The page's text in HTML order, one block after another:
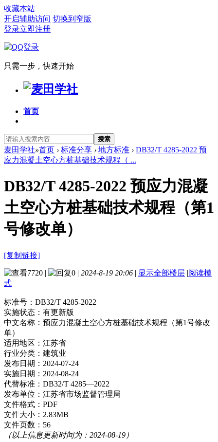
收藏本站
开启辅助访问 切换到窄版
登录立即注册
只需一步，快速开始
首页
搜索
麦田学社»首页 › 标准分享 › 地方标准 › DB32/T 4285-2022 预
应力混凝土空心方桩基础技术规程（ ...
DB32/T 4285-2022 预应力混凝
土空心方桩基础技术规程（第1
号修改单）
[复制链接]
7720 | 0 | 2024-8-19 20:06 | 显示全部楼层 |阅读模
式
标准号： DB32/T 4285-2022
实施状态： 有更新版
中文名称： 预应力混凝土空心方桩基础技术规程（第1号修改
单）
适用地区： 江苏省
行业分类： 建筑业
发布日期： 2024-07-24
实施日期： 2024-08-24
代替标准： DB32/T 4285—2022
发布单位： 江苏省市场监督管理局
文件格式： PDF
文件大小： 2.83MB
文件页数： 56
（以上信息更新时间为：2024-08-19）